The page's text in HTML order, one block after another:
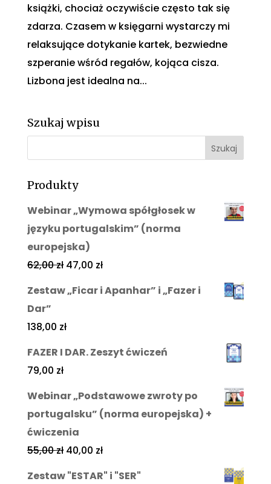
książki, chociaż oczywiście często tak się
zdarza. Czasem w księgarni wystarczy mi
relaksujące dotykanie kartek, bezwiedne
szperanie wśród regałów, kojąca cisza.
Lizbona jest idealna na...
Szukaj wpisu
Produkty
Webinar „Wymowa spółgłosek w
języku portugalskim” (norma
europejska)
62,00zł 47,00 zł
Zestaw „Ficar i Apanhar” i „Fazer i
Dar”
138,00 zł
FAZER I DAR. Zeszyt ćwiczeń
79,00 zł
Webinar „Podstawowe zwroty po
portugalsku” (norma europejska) +
ćwiczenia
55,00zł 40,00 zł
Zestaw "ESTAR" i "SER"